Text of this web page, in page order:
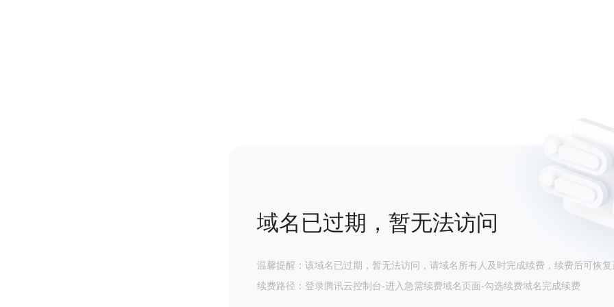
域名已过期，暂无法访问
温馨提醒：该域名已过期，暂无法访问，请域名所有人及时完成续费，续费后可恢复
续费路径：登录腾讯云控制台-进入急需续费域名页面-勾选续费域名完成续费